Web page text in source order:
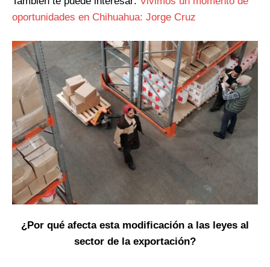
oportunidades en Chihuahua: Jorge Cruz
¿Por qué afecta esta modificación a las leyes al
sector de la exportación?